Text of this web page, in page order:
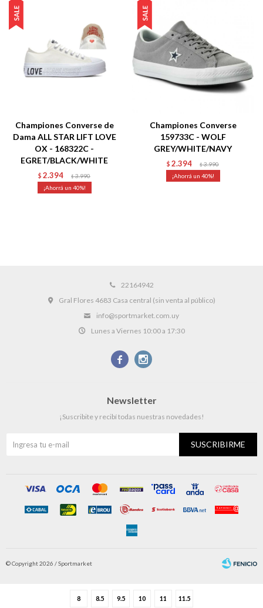
8 8.5 9.5 10 11 11.5
Championes Converse de
Dama ALL STAR LIFT LOVE
OX - 168322C -
EGRET/BLACK/WHITE
$ 2.394 $ 3.990
40
Championes Converse
159733C - WOLF
GREY/WHITE/NAVY
$ 2.394 $ 3.990
40
22164942
Gral Flores 4683 Casa central (sin venta al público)
info@sportmarket.com.uy
Lunes a Viernes 10:00 a 17:30
 
Newsletter
¡Suscribite y recibí todas nuestras novedades!
SUSCRIBIRME
© Copyright 2026 / Sportmarket